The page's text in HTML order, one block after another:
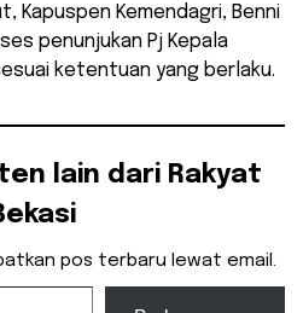
Kapuspen Kemendagri, Benni
penunjukan Pj Kepala
ketentuan yang berlaku.
lain dari Rakyat
pos terbaru lewat email.